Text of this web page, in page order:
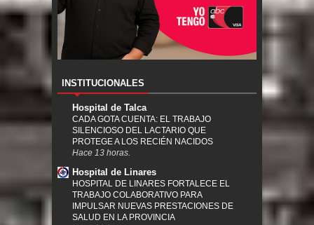
INSTITUCIONALES
Hospital de Talca
CADA GOTA CUENTA: EL TRABAJO
SILENCIOSO DEL LACTARIO QUE
PROTEGE A LOS RECIÉN NACIDOS
Hace 13 horas.
Hospital de Linares
HOSPITAL DE LINARES FORTALECE EL
TRABAJO COLABORATIVO PARA
IMPULSAR NUEVAS PRESTACIONES DE
SALUD EN LA PROVINCIA